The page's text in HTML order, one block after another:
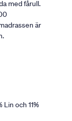
med fårull.
är
Lin och 11%